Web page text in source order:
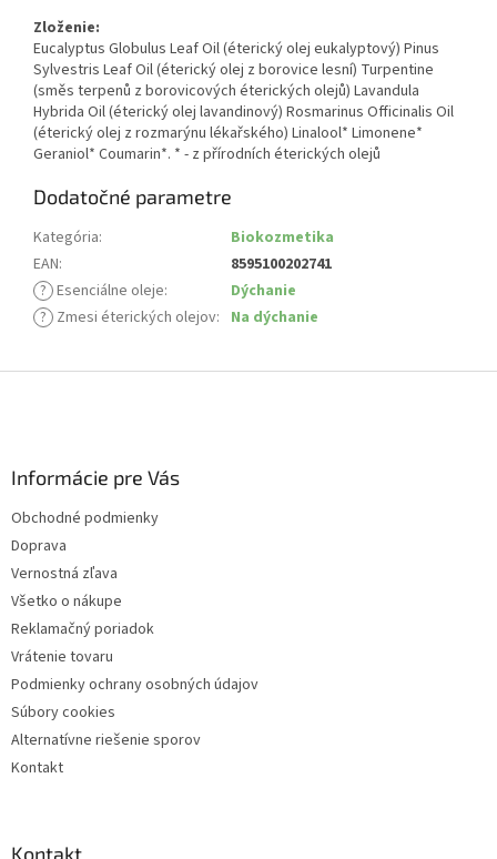
Zloženie:
Eucalyptus Globulus Leaf Oil (éterický olej eukalyptový) Pinus
Sylvestris Leaf Oil (éterický olej z borovice lesní) Turpentine
(směs terpenů z borovicových éterických olejů) Lavandula
Hybrida Oil (éterický olej lavandinový) Rosmarinus Officinalis Oil
(éterický olej z rozmarýnu lékařského) Linalool* Limonene*
Geraniol* Coumarin*. * - z přírodních éterických olejů
Dodatočné parametre
Kategória:
Biokozmetika
EAN:
8595100202741
? Esenciálne oleje:
Dýchanie
? Zmesi éterických olejov: Na dýchanie
Informácie pre Vás
Obchodné podmienky
Doprava
Vernostná zľava
Všetko o nákupe
Reklamačný poriadok
Vrátenie tovaru
Podmienky ochrany osobných údajov
Súbory cookies
Alternatívne riešenie sporov
Kontakt
Kontakt